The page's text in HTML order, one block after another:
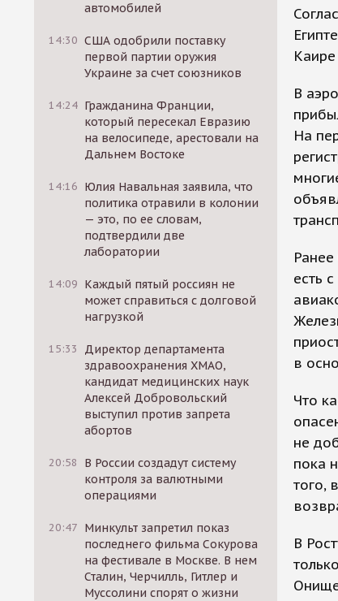
автомобилей
14:30 США одобрили поставку
первой партии оружия
Украине за счет союзников
14:24 Гражданина Франции,
который пересекал Евразию
на велосипеде, арестовали на
Дальнем Востоке
14:16 Юлия Навальная заявила, что
политика отравили в колонии
— это, по ее словам,
подтвердили две
лаборатории
14:09 Каждый пятый россиян не
может справиться с долговой
нагрузкой
15:33
Директор департамента
здравоохранения ХМАО,
кандидат медицинских наук
Алексей Добровольский
выступил против запрета
абортов
20:58
В России создадут систему
контроля за валютными
операциями
20:47 Минкульт запретил показ
последнего фильма Сокурова
на фестивале в Москве. В нем
Сталин, Черчилль, Гитлер и
Муссолини спорят о жизни
В
На
есть
в
Что
не
пока
того,
В